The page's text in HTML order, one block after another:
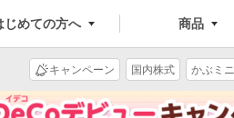
じめての方へ 商品
キャンペーン 国内株式 かぶミニ